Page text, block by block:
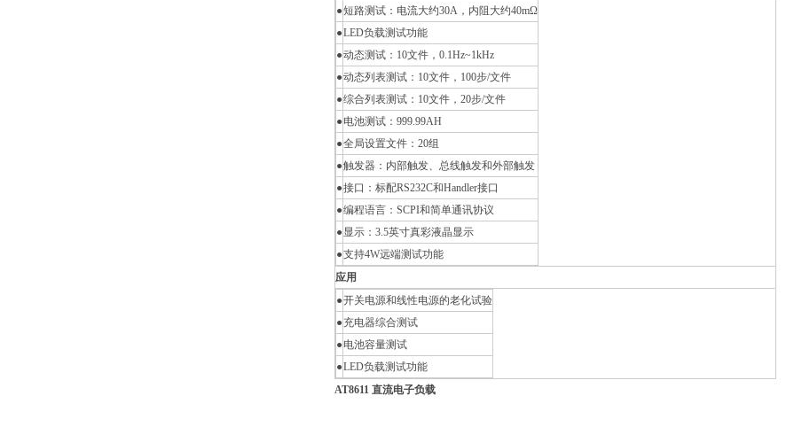
●短路测试：电流大约30A，内阻大约40mΩ
●LED负载测试功能
●动态测试：10文件，0.1Hz~1kHz
●动态列表测试：10文件，100步/文件
●综合列表测试：10文件，20步/文件
●电池测试：999.99AH
●全局设置文件：20组
●触发器：内部触发、总线触发和外部触发
●接口：标配RS232C和Handler接口
●编程语言：SCPI和简单通讯协议
●显示：3.5英寸真彩液晶显示
●支持4W远端测试功能
应用
●开关电源和线性电源的老化试验
●充电器综合测试
●电池容量测试
●LED负载测试功能
AT8611 直流电子负载